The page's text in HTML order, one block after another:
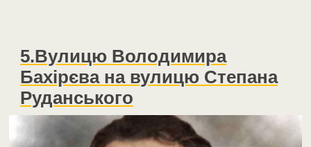
5.Вулицю Володимира
Бахірєва на вулицю Степана
Руданського